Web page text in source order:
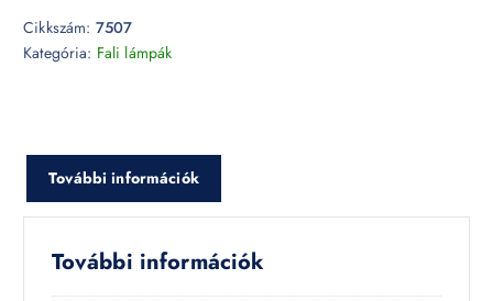
Cikkszám: 7507
Kategória: Fali lámpák
További információk
További információk